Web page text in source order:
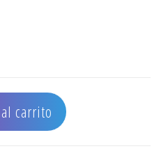
BARBERA cantidad
carrito